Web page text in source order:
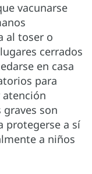
vacunarse
al toser o
cerrados
en casa
para
son
protegerse a sí
a niños